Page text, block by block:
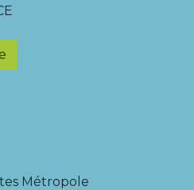
Métropole